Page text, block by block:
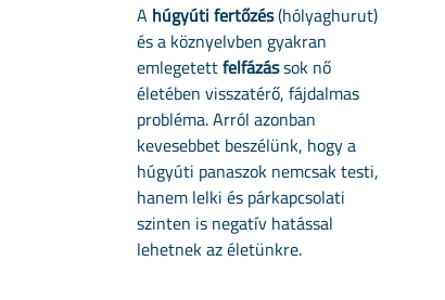
A húgyúti fertőzés(hólyaghurut)
és a köznyelvben gyakran
emlegetettfelfázássok nő
életében visszatérő, fájdalmas
probléma. Arról azonban
kevesebbet beszélünk, hogy a
húgyúti panaszok nemcsak testi,
hanem lelki és párkapcsolati
szinten is negatív hatással
lehetnek az életünkre.